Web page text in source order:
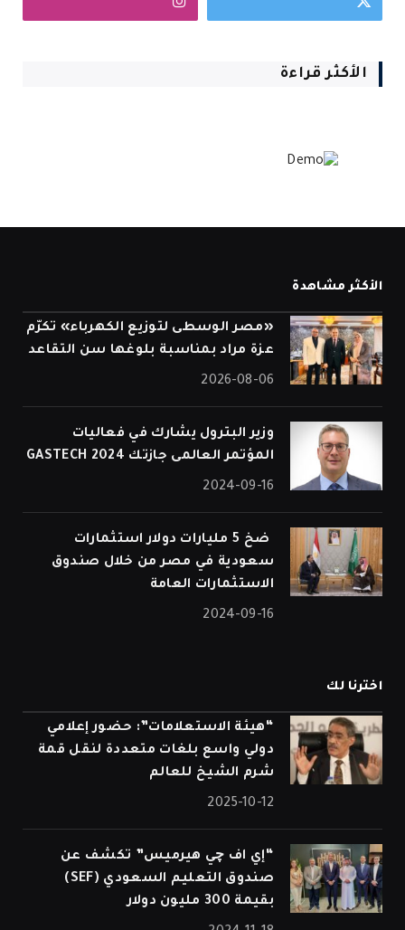
الأكثر قراءة
الأكثر مشاهدة
«مصر الوسطى لتوزيع الكهرباء» تكرّم
عزة مراد بمناسبة بلوغها سن التقاعد
2026-08-06
وزير البترول يشارك في فعاليات
المؤتمر العالمى جازتك 2024 GASTECH
2024-09-16
⁠ ضخ 5 مليارات دولار استثمارات
سعودية في مصر من خلال صندوق
الاستثمارات العامة
2024-09-16
اخترنا لك
“هيئة الاستعلامات”: حضور إعلامي
دولي واسع بلغات متعددة لنقل قمة
شرم الشيخ للعالم
2025-10-12
“إي اف چي هيرميس” تكشف عن
صندوق التعليم السعودي (SEF)
بقيمة 300 مليون دولار